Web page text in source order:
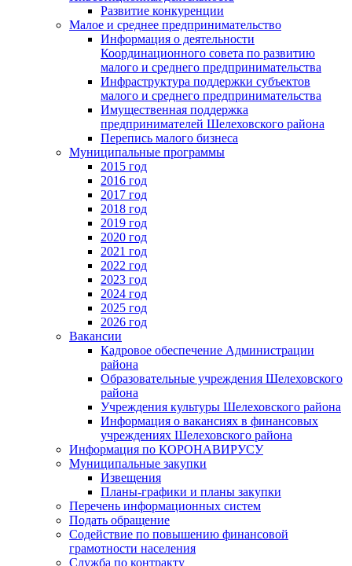
Развитие конкуренции
Малое и среднее предпринимательство
Информация о деятельности
Координационного совета по развитию
малого и среднего предпринимательства
Инфраструктура поддержки субъектов
малого и среднего предпринимательства
Имущественная поддержка
предпринимателей Шелеховского района
Перепись малого бизнеса
Муниципальные программы
2015 год
2016 год
2017 год
2018 год
2019 год
2020 год
2021 год
2022 год
2023 год
2024 год
2025 год
2026 год
Вакансии
Кадровое обеспечение Администрации
района
Образовательные учреждения Шелеховского
района
Учреждения культуры Шелеховского района
Информация о вакансиях в финансовых
учреждениях Шелеховского района
Информация по КОРОНАВИРУСУ
Муниципальные закупки
Извещения
Планы-графики и планы закупки
Перечень информационных систем
Подать обращение
Содействие по повышению финансовой
грамотности населения
Служба по контракту